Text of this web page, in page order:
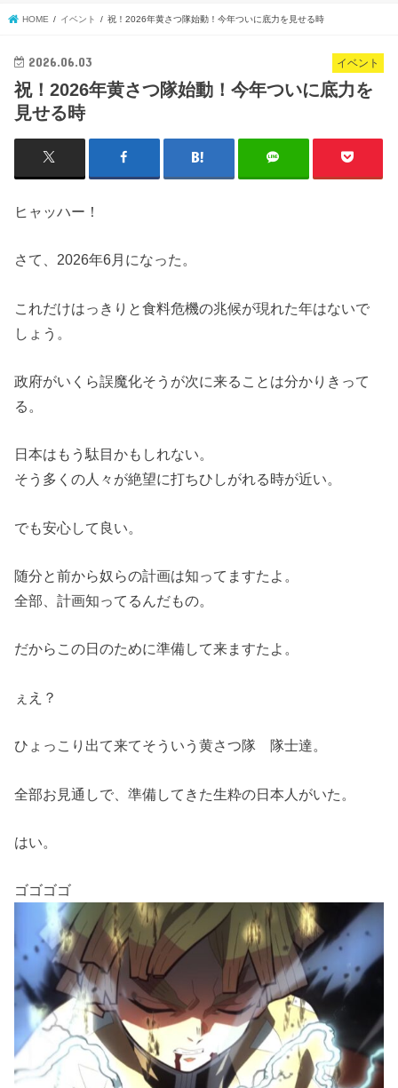
HOME イベント 祝！2026年黄さつ隊始動！今年ついに底力を見せる時
イベント
2026.06.03
祝！2026年黄さつ隊始動！今年ついに底力を
見せる時
ヒャッハー！
さて、2026年6月になった。
これだけはっきりと食料危機の兆候が現れた年はないで
しょう。
政府がいくら誤魔化そうが次に来ることは分かりきって
る。
日本はもう駄目かもしれない。
そう多くの人々が絶望に打ちひしがれる時が近い。
でも安心して良い。
随分と前から奴らの計画は知ってますたよ。
全部、計画知ってるんだもの。
だからこの日のために準備して来ますたよ。
ぇえ？
ひょっこり出て来てそういう黄さつ隊 隊士達。
全部お見通しで、準備してきた生粋の日本人がいた。
はい。
ゴゴゴゴ